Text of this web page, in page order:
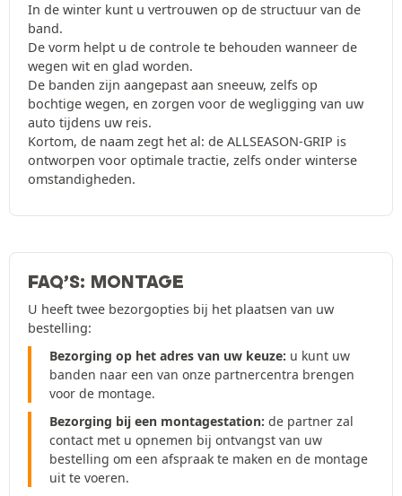
In de winter kunt u vertrouwen op de structuur van de
band.
De vorm helpt u de controle te behouden wanneer de
wegen wit en glad worden.
De banden zijn aangepast aan sneeuw, zelfs op
bochtige wegen, en zorgen voor de wegligging van uw
auto tijdens uw reis.
Kortom, de naam zegt het al: de ALLSEASON-GRIP is
ontworpen voor optimale tractie, zelfs onder winterse
omstandigheden.
FAQ’S: MONTAGE
U heeft twee bezorgopties bij het plaatsen van uw
bestelling:
Bezorging op het adres van uw keuze: u kunt uw
banden naar een van onze partnercentra brengen
voor de montage.
Bezorging bij een montagestation: de partner zal
contact met u opnemen bij ontvangst van uw
bestelling om een afspraak te maken en de montage
uit te voeren.